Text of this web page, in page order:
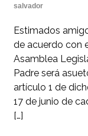
salvador
Estimados
de acuerdo con
Asamblea
Padre será
artículo 1 de
17 de junio de
[…]